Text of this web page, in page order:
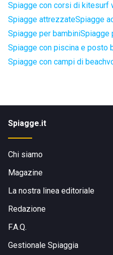
Spiagge con corsi di kitesurf
Spiagge attrezzateSpiagge
Spiagge per bambiniSpiagge
Spiagge con piscina e posto
Spiagge con campi di
Spiagge.it
Chi siamo
Magazine
La nostra linea editoriale
Redazione
F.A.Q.
Gestionale Spiaggia